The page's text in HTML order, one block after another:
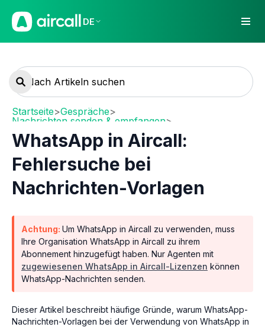
DE
Startseite>Gespräche>
Nachrichten senden & empfangen>
WhatsApp in Aircall:
Fehlersuche bei
Nachrichten-Vorlagen
Achtung: Um WhatsApp in Aircall zu verwenden, muss
Ihre Organisation WhatsApp in Aircall zu ihrem
Abonnement hinzugefügt haben. Nur Agenten mit
zugewiesenen WhatsApp in Aircall-Lizenzen können
WhatsApp-Nachrichten senden.
Dieser Artikel beschreibt häufige Gründe, warum WhatsApp-
Nachrichten-Vorlagen bei der Verwendung von WhatsApp in